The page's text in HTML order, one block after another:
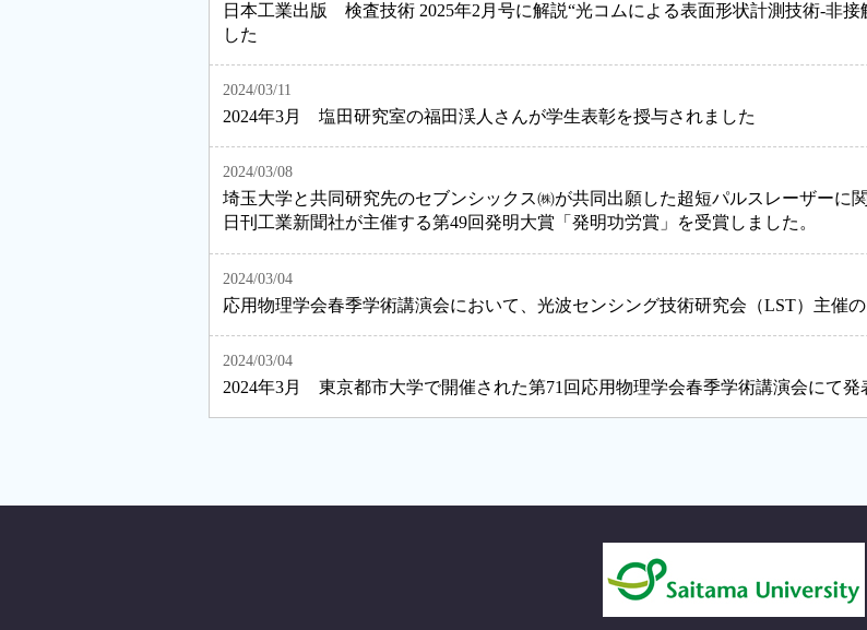
日本工業出版 検査技術 2025年2月号に解説“光コムによる表面形状計測技術-非
した
2024/03/11
2024年3月 塩田研究室の福田渓人さんが学生表彰を授与されました
2024/03/08
埼玉大学と共同研究先のセブンシックス㈱が共同出願した超短パルスレーザーに
日刊工業新聞社が主催する第49回発明大賞「発明功労賞」を受賞しました。
2024/03/04
応用物理学会春季学術講演会において、光波センシング技術研究会（LST）主催
2024/03/04
2024年3月 東京都市大学で開催された第71回応用物理学会春季学術講演会にて発